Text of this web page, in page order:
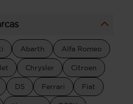
Abarth Alfa Romeo
Chrysler Citroen
DS Ferrari Fiat